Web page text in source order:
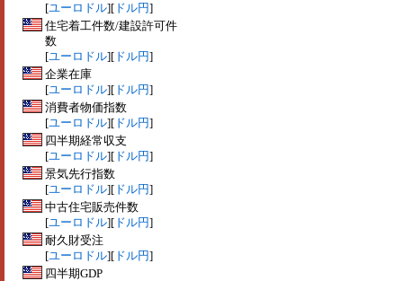
[ユーロドル][ ドル円]
住宅着工件数/建設許可件
数
[ユーロドル][ ドル円]
企業在庫
[ユーロドル][ ドル円]
消費者物価指数
[ユーロドル][ ドル円]
四半期経常収支
[ユーロドル][ ドル円]
景気先行指数
[ユーロドル][ ドル円]
中古住宅販売件数
[ユーロドル][ ドル円]
耐久財受注
[ユーロドル][ ドル円]
四半期GDP